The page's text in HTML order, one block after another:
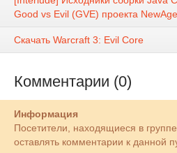
Good vs Evil (GVE) проекта
Скачать Warcraft 3: Evil Core
Комментарии (0)
Информация
Посетители, находящиеся в группе
оставлять комментарии к данной